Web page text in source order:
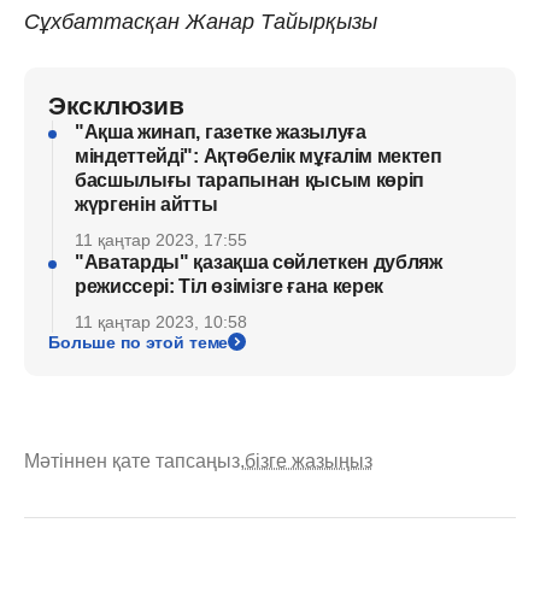
Сұхбаттасқан Жанар Тайырқызы
Эксклюзив
"Ақша жинап, газетке жазылуға
міндеттейді": Ақтөбелік мұғалім мектеп
басшылығы тарапынан қысым көріп
жүргенін айтты
11 қаңтар 2023, 17:55
"Аватарды" қазақша сөйлеткен дубляж
режиссері: Тіл өзімізге ғана керек
11 қаңтар 2023, 10:58
Больше по этой теме
Мәтіннен қате тапсаңыз,бізге жазыңыз